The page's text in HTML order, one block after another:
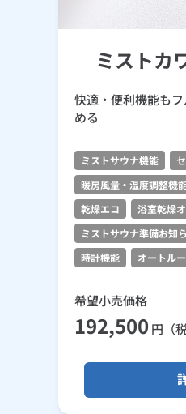
ミストカ
快適・便利機能も
める
ミストサウナ機能
暖房風量・温度調整機
乾燥エコ
浴室乾燥
ミストサウナ準備お知
時計機能
オートル
希望小売価格
192,500 円（